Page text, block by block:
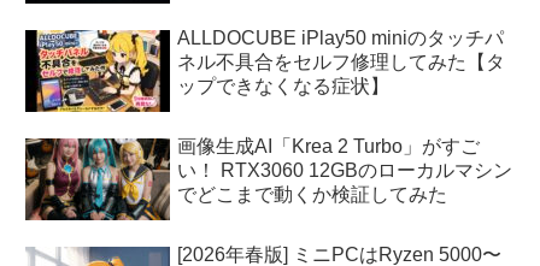
ALLDOCUBE iPlay50 miniのタッチパ
ネル不具合をセルフ修理してみた【タ
ップできなくなる症状】
画像生成AI「Krea 2 Turbo」がすご
い！ RTX3060 12GBのローカルマシン
でどこまで動くか検証してみた
[2026年春版] ミニPCはRyzen 5000〜